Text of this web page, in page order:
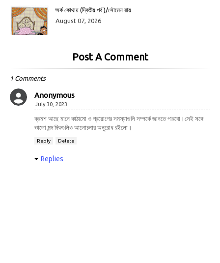
অর্ক কোথায় (দ্বিতীয় পর্ব )/সৌমেন রায়
August 07, 2026
Post A Comment
1 Comments
Anonymous
July 30, 2023
ক্রমশ আছে মানে কাঠামো ও প্রয়োগের সমস্যাগুলি সম্পর্কে জানতে পারবো।সেই সঙ্গে
ভালো মন্দ দিকগুলিও আলোচনার অনুরোধ রইলো।
Reply Delete
Replies